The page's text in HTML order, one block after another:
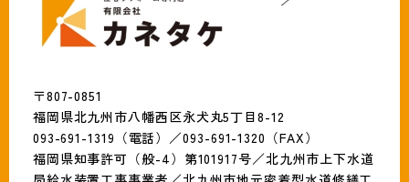
〒807-0851
福岡県北九州市八幡西区永犬丸5丁目8-12
093-691-1319（電話）／093-691-1320（FAX）
福岡県知事許可（般-4）第101917号／北九州市上下水道